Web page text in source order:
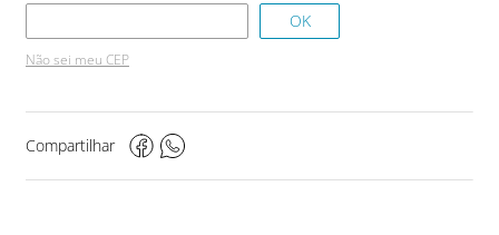
Não sei meu CEP
Compartilhar